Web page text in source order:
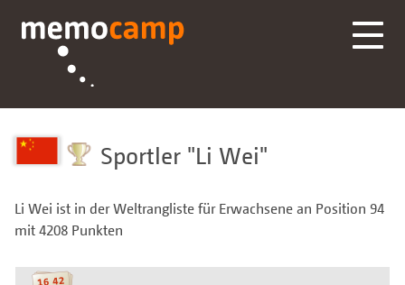
Sportler Li Wei
Li Wei ist in der Weltrangliste für Erwachsene an Position 94
mit 4208 Punkten